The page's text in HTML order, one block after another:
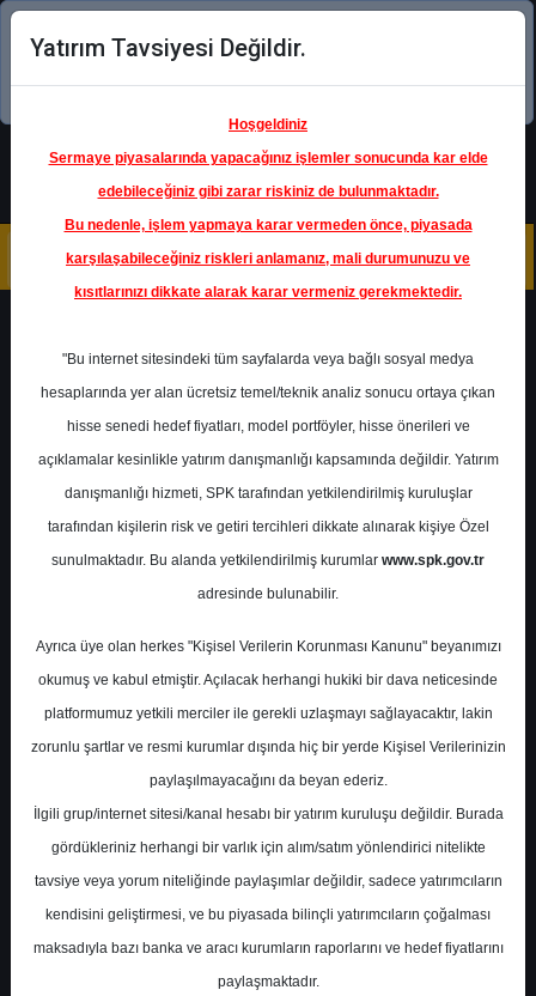
Şimdi uygulamayı indirin!
VAKBN- TÜRKİYE VAKIFLAR
BANKASI T.A.O.
Hedef Fiyat 18.50 ₺
Getiri
%0.00
1 1
En Yüksek Tahmin
Ortalama Fiyat Tahmini
Yatırım Tavsiyesi Değildir.
Hoşgeldiniz
Sermaye piyasalarında yapacağınız işlemler sonucunda kar elde
edebileceğiniz gibi zarar riskiniz de bulunmaktadır.
Bu nedenle, işlem yapmaya karar vermeden önce, piyasada
karşılaşabileceğiniz riskleri anlamanız, mali durumunuzu ve
kısıtlarınızı dikkate alarak karar vermeniz gerekmektedir.
"Bu internet sitesindeki tüm sayfalarda veya bağlı sosyal medya
hesaplarında yer alan ücretsiz temel/teknik analiz sonucu ortaya çıkan
hisse senedi hedef fiyatları, model portföyler, hisse önerileri ve
açıklamalar kesinlikle yatırım danışmanlığı kapsamında değildir. Yatırım
danışmanlığı hizmeti, SPK tarafından yetkilendirilmiş kuruluşlar
tarafından kişilerin risk ve getiri tercihleri dikkate alınarak kişiye Özel
sunulmaktadır. Bu alanda yetkilendirilmiş kurumlar www.spk.gov.tr
adresinde bulunabilir.
Ayrıca üye olan herkes "Kişisel Verilerin Korunması Kanunu" beyanımızı
okumuş ve kabul etmiştir. Açılacak herhangi hukiki bir dava neticesinde
platformumuz yetkili merciler ile gerekli uzlaşmayı sağlayacaktır, lakin
zorunlu şartlar ve resmi kurumlar dışında hiç bir yerde Kişisel Verilerinizin
paylaşılmayacağını da beyan ederiz.
İlgili grup/internet sitesi/kanal hesabı bir yatırım kuruluşu değildir. Burada
gördükleriniz herhangi bir varlık için alım/satım yönlendirici nitelikte
tavsiye veya yorum niteliğinde paylaşımlar değildir, sadece yatırımcıların
kendisini geliştirmesi, ve bu piyasada bilinçli yatırımcıların çoğalması
maksadıyla bazı banka ve aracı kurumların raporlarını ve hedef fiyatlarını
paylaşmaktadır.